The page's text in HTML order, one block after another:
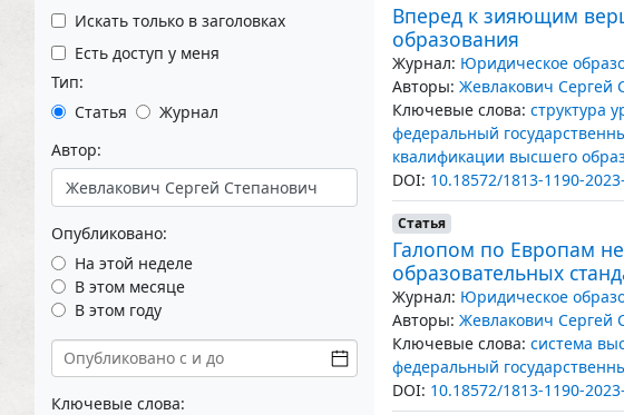
Искать только в заголовках
Есть доступ у меня
Тип:
Статья
Журнал
Автор:
Опубликовано:
На этой неделе
В этом месяце
В этом году
Ключевые слова:
Вперед к зияющим
образования
Журнал: Юридическое
Авторы: Жевлакович Сергей
Ключевые слова: структура
федеральный
квалификации высшего
DOI: 10.18572/1813-1190-
Статья
Галопом по Европам
образовательных
Журнал: Юридическое
Авторы: Жевлакович Сергей
Ключевые слова: система
федеральный
DOI: 10.18572/1813-1190-